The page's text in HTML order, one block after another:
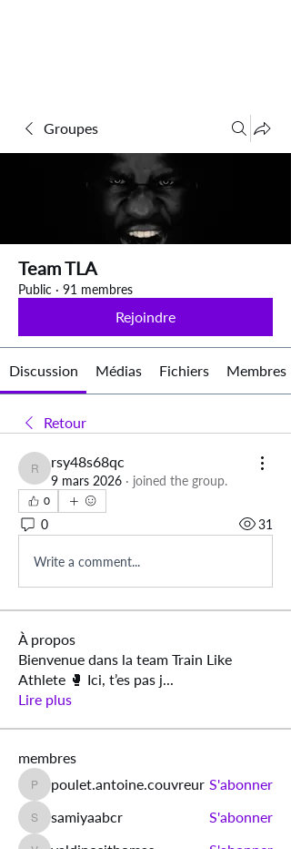
Groupes
Team TLA
Public · 91 membres
Rejoindre
Discussion Médias Fichiers Membres
Retour
rsy48s68qc
rsy48s68qc
9 mars 2026 · joined the group.
0
0 31
Write a comment...
À propos
Bienvenue dans la team Train Like
Athlete 🥊 Ici, t’es pas j...
Lire plus
membres
poulet.antoine.couvreur
poulet.antoine.couvreur S'abonner
samiyaabcr
samiyaabcr S'abonner